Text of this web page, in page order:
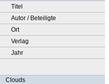
Titel
Autor / Beteiligte
Ort
Verlag
Jahr
Clouds